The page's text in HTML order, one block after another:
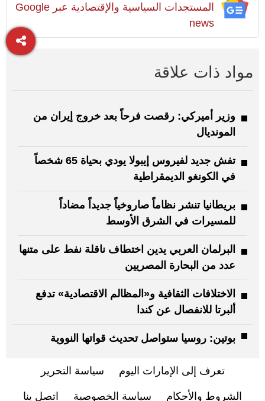
المستجدات السياسية والإقتصادية عبر Google
news
مواد ذات علاقة
وزير أميركي: رقصت فرحاً بعد خروج إيران من
المونديال
تفش جديد لفيروس إيبولا يودي بحياة 65 شخصاً
في الكونغو الديمقراطية
بريطانيا تنشر نظاماً صاروخياً جديداً مضاداً
للمسيرات في الشرق الأوسط
البرلمان العربي يدين اختطاف ناقلة نفط على متنها
عدد من البحارة المصريين
الاختلافات الثقافية و«المظالم الاقتصادية» تدفع
ألبرتا للانفصال عن كندا
بوتين: روسيا ستواصل تحديث قواتها النووية
تعرف إلى الإمارات اليوم سياسة التحرير
الشروط والأحكام سياسة الخصوصية اتصل بنا